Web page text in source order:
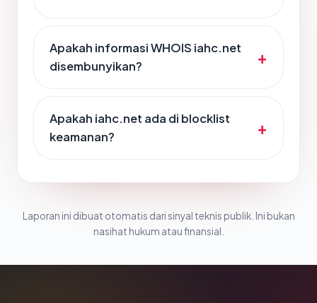
Apakah informasi WHOIS iahc.net
disembunyikan?
Apakah iahc.net ada di blocklist
keamanan?
Laporan ini dibuat otomatis dari sinyal teknis publik. Ini bukan
nasihat hukum atau finansial.